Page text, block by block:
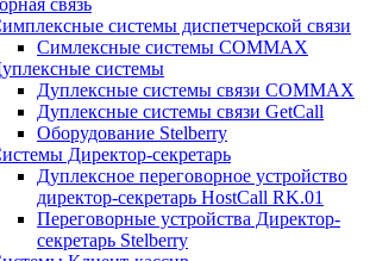
системы диспетчерской связи
Симлексные системы COMMAX
системы
Дуплексные системы связи COMMAX
Дуплексные системы связи GetCall
Оборудование Stelberry
Директор-секретарь
Дуплексное переговорное устройство
директор-секретарь HostCall RK.01
Переговорные устройства Директор-
секретарь Stelberry